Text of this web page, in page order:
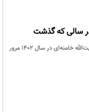
سالی که گذشت
در آستانه‌ی فرارسیدن سال نو مهم‌ترین جملات حضرت آیت‌الله خامنه‌ای در سال ۱۴۰۲ مرور